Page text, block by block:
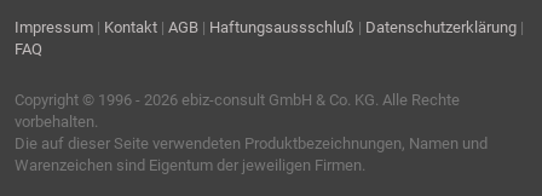
Impressum | Kontakt | AGB | Haftungsaussschluß | Datenschutzerklärung |
FAQ
Copyright © 1996 - 2026 ebiz-consult GmbH & Co. KG. Alle Rechte
vorbehalten.
Die auf dieser Seite verwendeten Produktbezeichnungen, Namen und
Warenzeichen sind Eigentum der jeweiligen Firmen.